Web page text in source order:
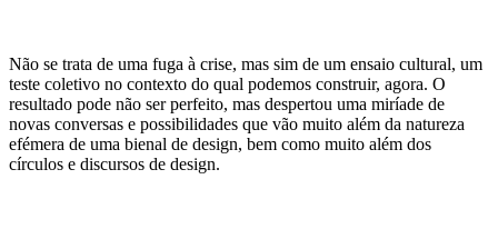
Não se trata de uma fuga à crise, mas sim de um ensaio cultural, um
teste coletivo no contexto do qual podemos construir, agora. O
resultado pode não ser perfeito, mas despertou uma miríade de
novas conversas e possibilidades que vão muito além da natureza
efémera de uma bienal de design, bem como muito além dos
círculos e discursos de design.